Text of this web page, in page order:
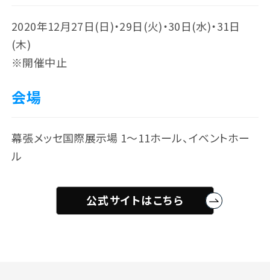
2020年12月27日(日)・29日(火)・30日(水)・31日
(木)
※開催中止
会場
幕張メッセ国際展示場 1～11ホール、イベントホー
ル
公式サイトはこちら